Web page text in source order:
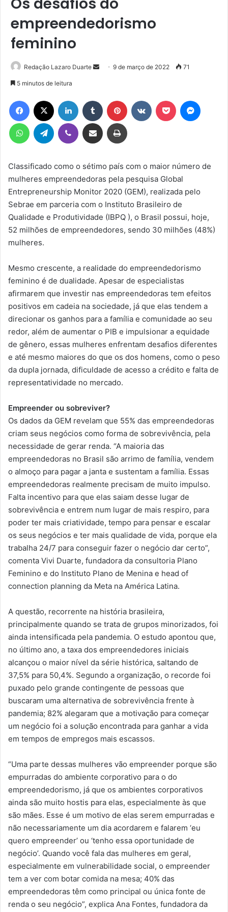
empreendedorismo
feminino
Redação Lazaro Duarte
Mande
mail
9 de março de 2022 71
5 minutos de leitura
Facebook Linkedin Tumblr Pinterest Pocket
WhatsAppTelegram Viber Compartilhar via e-mail Imprimir
Classificado como o sétimo país com o maior número de
mulheres empreendedoras pela pesquisa Global
Entrepreneurship Monitor 2020 (GEM), realizada pelo
Sebrae em parceria com o Instituto Brasileiro de
Qualidade e Produtividade (IBPQ ), o Brasil possui, hoje,
52 milhões de empreendedores, sendo 30 milhões (48%)
mulheres.
Mesmo crescente, a realidade do empreendedorismo
feminino é de dualidade. Apesar de especialistas
afirmarem que investir nas empreendedoras tem efeitos
positivos em cadeia na sociedade, já que elas tendem a
direcionar os ganhos para a família e comunidade ao seu
redor, além de aumentar o PIB e impulsionar a equidade
de gênero, essas mulheres enfrentam desafios diferentes
e até mesmo maiores do que os dos homens, como o peso
da dupla jornada, dificuldade de acesso a crédito e falta de
representatividade no mercado.
Empreender ou sobreviver?
Os dados da GEM revelam que 55% das empreendedoras
criam seus negócios como forma de sobrevivência, pela
necessidade de gerar renda. “A maioria das
empreendedoras no Brasil são arrimo de família, vendem
o almoço para pagar a janta e sustentam a família. Essas
empreendedoras realmente precisam de muito impulso.
Falta incentivo para que elas saiam desse lugar de
sobrevivência e entrem num lugar de mais respiro, para
poder ter mais criatividade, tempo para pensar e escalar
os seus negócios e ter mais qualidade de vida, porque ela
trabalha 24/7 para conseguir fazer o negócio dar certo”,
comenta Vivi Duarte, fundadora da consultoria Plano
Feminino e do Instituto Plano de Menina e head of
connection planning da Meta na América Latina.
A questão, recorrente na história brasileira,
principalmente quando se trata de grupos minorizados, foi
ainda intensificada pela pandemia. O estudo apontou que,
no último ano, a taxa dos empreendedores iniciais
alcançou o maior nível da série histórica, saltando de
37,5% para 50,4%. Segundo a organização, o recorde foi
puxado pelo grande contingente de pessoas que
buscaram uma alternativa de sobrevivência frente à
pandemia; 82% alegaram que a motivação para começar
um negócio foi a solução encontrada para ganhar a vida
em tempos de empregos mais escassos.
“Uma parte dessas mulheres vão empreender porque são
empurradas do ambiente corporativo para o do
empreendedorismo, já que os ambientes corporativos
ainda são muito hostis para elas, especialmente às que
são mães. Esse é um motivo de elas serem empurradas e
não necessariamente um dia acordarem e falarem ‘eu
quero empreender’ ou ‘tenho essa oportunidade de
negócio’. Quando você fala das mulheres em geral,
especialmente em vulnerabilidade social, o empreender
tem a ver com botar comida na mesa; 40% das
empreendedoras têm como principal ou única fonte de
renda o seu negócio”, explica Ana Fontes, fundadora da